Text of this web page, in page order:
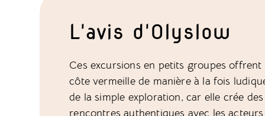
L'avis d'Olyslow
Ces excursions en petits groupes
côte vermeille de manière à la fois
de la simple exploration, car elle crée
rencontres authentiques avec les